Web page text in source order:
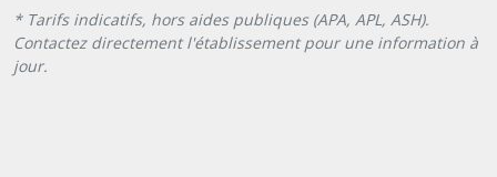
* Tarifs indicatifs, hors aides publiques (APA, APL, ASH).
Contactez directement l'établissement pour une information à
jour.